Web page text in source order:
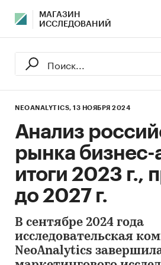
МАГАЗИН
ИССЛЕДОВАНИЙ
NEOANALYTICS, 13 НОЯБРЯ 2024
Анализ
рынка бизнес-
итоги 2023 г.,
до 2027 г.
В сентябре 2024 года
исследовательская
NeoAnalytics